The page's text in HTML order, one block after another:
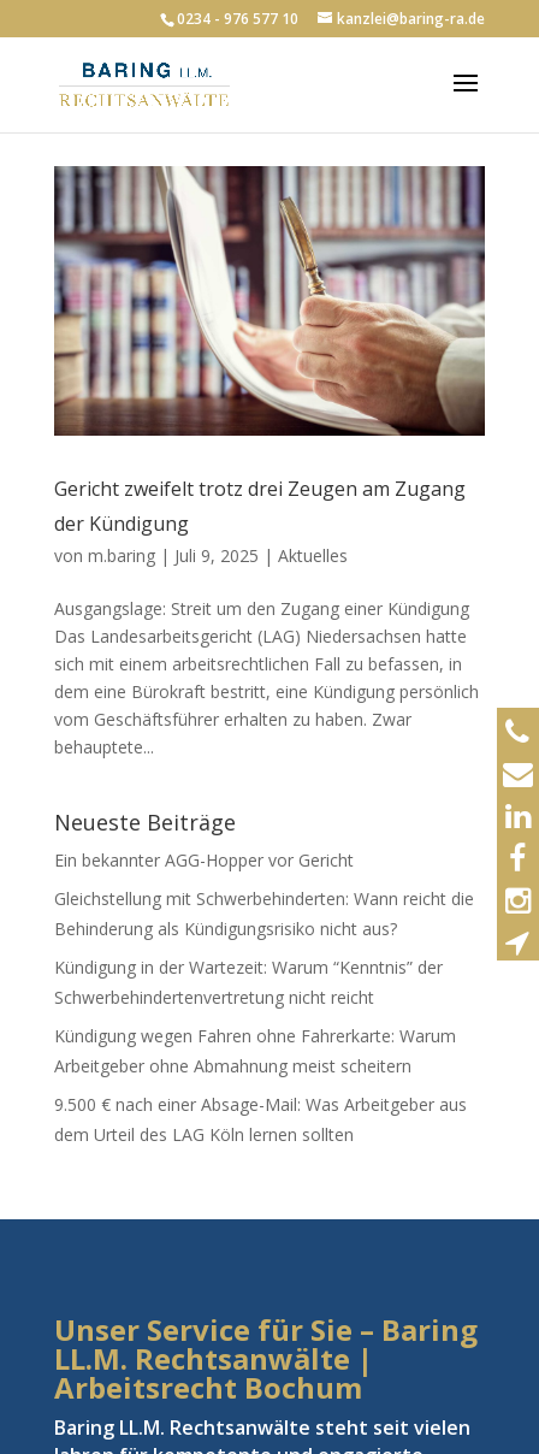
0234 - 976 577 10 kanzlei@baring-ra.de
Gericht zweifelt trotz drei Zeugen am Zugang
der Kündigung
von m.baring| Juli 9, 2025 | Aktuelles
Ausgangslage: Streit um den Zugang einer Kündigung
Das Landesarbeitsgericht (LAG) Niedersachsen hatte
sich mit einem arbeitsrechtlichen Fall zu befassen, in
dem eine Bürokraft bestritt, eine Kündigung persönlich
vom Geschäftsführer erhalten zu haben. Zwar
behauptete...
Neueste Beiträge
Ein bekannter AGG-Hopper vor Gericht
Gleichstellung mit Schwerbehinderten: Wann reicht die
Behinderung als Kündigungsrisiko nicht aus?
Kündigung in der Wartezeit: Warum “Kenntnis” der
Schwerbehindertenvertretung nicht reicht
Kündigung wegen Fahren ohne Fahrerkarte: Warum
Arbeitgeber ohne Abmahnung meist scheitern
9.500 € nach einer Absage-Mail: Was Arbeitgeber aus
dem Urteil des LAG Köln lernen sollten
Unser Service für Sie – Baring
LL.M. Rechtsanwälte |
Arbeitsrecht Bochum
Baring LL.M. Rechtsanwälte steht seit vielen